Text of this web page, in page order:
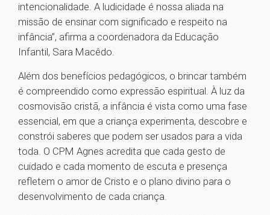
intencionalidade. A ludicidade é nossa aliada na
missão de ensinar com significado e respeito na
infância”, afirma a coordenadora da Educação
Infantil, Sara Macêdo.
Além dos benefícios pedagógicos, o brincar também
é compreendido como expressão espiritual. À luz da
cosmovisão cristã, a infância é vista como uma fase
essencial, em que a criança experimenta, descobre e
constrói saberes que podem ser usados para a vida
toda. O CPM Agnes acredita que cada gesto de
cuidado e cada momento de escuta e presença
refletem o amor de Cristo e o plano divino para o
desenvolvimento de cada criança.